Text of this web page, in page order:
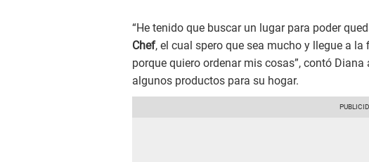
“He tenido que buscar un lugar para poder
Chef, el cual spero que sea mucho y llegue a
porque quiero ordenar mis cosas”, contó
algunos productos para su hogar.